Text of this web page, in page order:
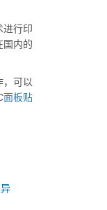
行印
国内的
可以
面板贴